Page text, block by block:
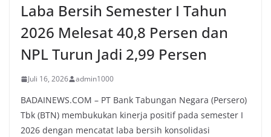
Laba Bersih Semester I Tahun
2026 Melesat 40,8 Persen dan
NPL Turun Jadi 2,99 Persen
Juli 16, 2026 admin1000
BADAINEWS.COM – PT Bank Tabungan Negara (Persero)
Tbk (BTN) membukukan kinerja positif pada semester I
2026 dengan mencatat laba bersih konsolidasi